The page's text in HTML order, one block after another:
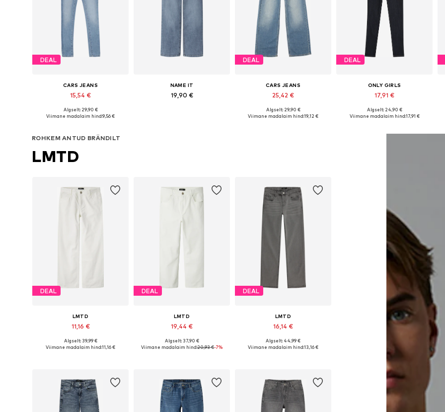
DEAL
CARS JEANS
15,54 €
Saadaval erinevates suurustes
Algselt: 29,90 €
Viimane madalaim hind:9,56 €
NAME IT
19,90 €
DEAL
CARS JEANS
25,42 €
Saadaval erinevates suurustes
Algselt: 29,90 €
Viimane madalaim hind:19,12 €
DEAL
ONLY GIRLS
17,91 €
Saadaval erinevates suurustes
Algselt: 24,90 €
Viimane madalaim hind:17,91 €
ROHKEM ANTUD BRÄNDILT
LMTD
DEAL
LMTD
11,16 €
Saadaolevad suurused: 128
Algselt: 39,99 €
Viimane madalaim hind:11,16 €
DEAL
LMTD
19,44 €
Saadaval erinevates suurustes
Algselt: 37,90 €
Viimane madalaim hind:20,93 €-7%
DEAL
LMTD
16,14 €
Saadaval erinevates suurustes
Algselt: 44,99 €
Viimane madalaim hind:13,16 €